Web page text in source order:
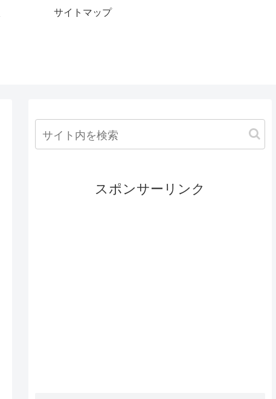
サイトマップ
スポンサーリンク